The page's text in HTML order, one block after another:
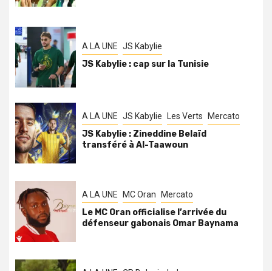
A LA UNE JS Kabylie
JS Kabylie : cap sur la Tunisie
A LA UNE JS Kabylie Les Verts Mercato
JS Kabylie : Zineddine Belaïd
transféré à Al-Taawoun
A LA UNE MC Oran Mercato
Le MC Oran officialise l’arrivée du
défenseur gabonais Omar Baynama